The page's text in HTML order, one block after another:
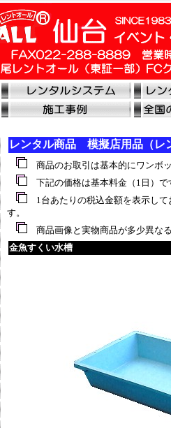
レンタル商品 模擬店用品（レ
商品のお取引は基本的にワンボ
下記の価格は基本料金（1日）で
1台あたりの税込金額を表示して
す。
商品画像と実物商品が多少異な
金魚すくい水槽